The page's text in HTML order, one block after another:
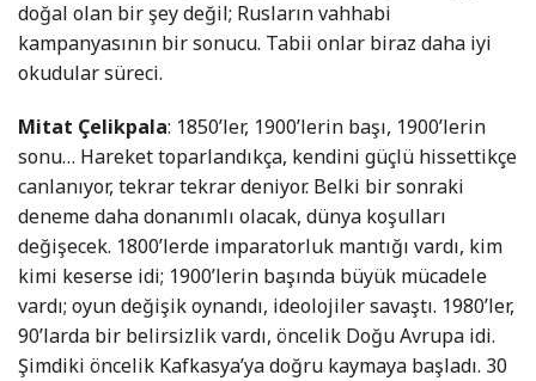
doğal olan bir şey değil; Rusların vahhabi
kampanyasının bir sonucu. Tabii onlar biraz daha iyi
okudular süreci.
Mitat Çelikpala: 1850’ler, 1900’lerin başı, 1900’lerin
sonu… Hareket toparlandıkça, kendini güçlü hissettikçe
canlanıyor, tekrar tekrar deniyor. Belki bir sonraki
deneme daha donanımlı olacak, dünya koşulları
değişecek. 1800’lerde imparatorluk mantığı vardı, kim
kimi keserse idi; 1900’lerin başında büyük mücadele
vardı; oyun değişik oynandı, ideolojiler savaştı. 1980’ler,
90’larda bir belirsizlik vardı, öncelik Doğu Avrupa idi.
Şimdiki öncelik Kafkasya’ya doğru kaymaya başladı. 30